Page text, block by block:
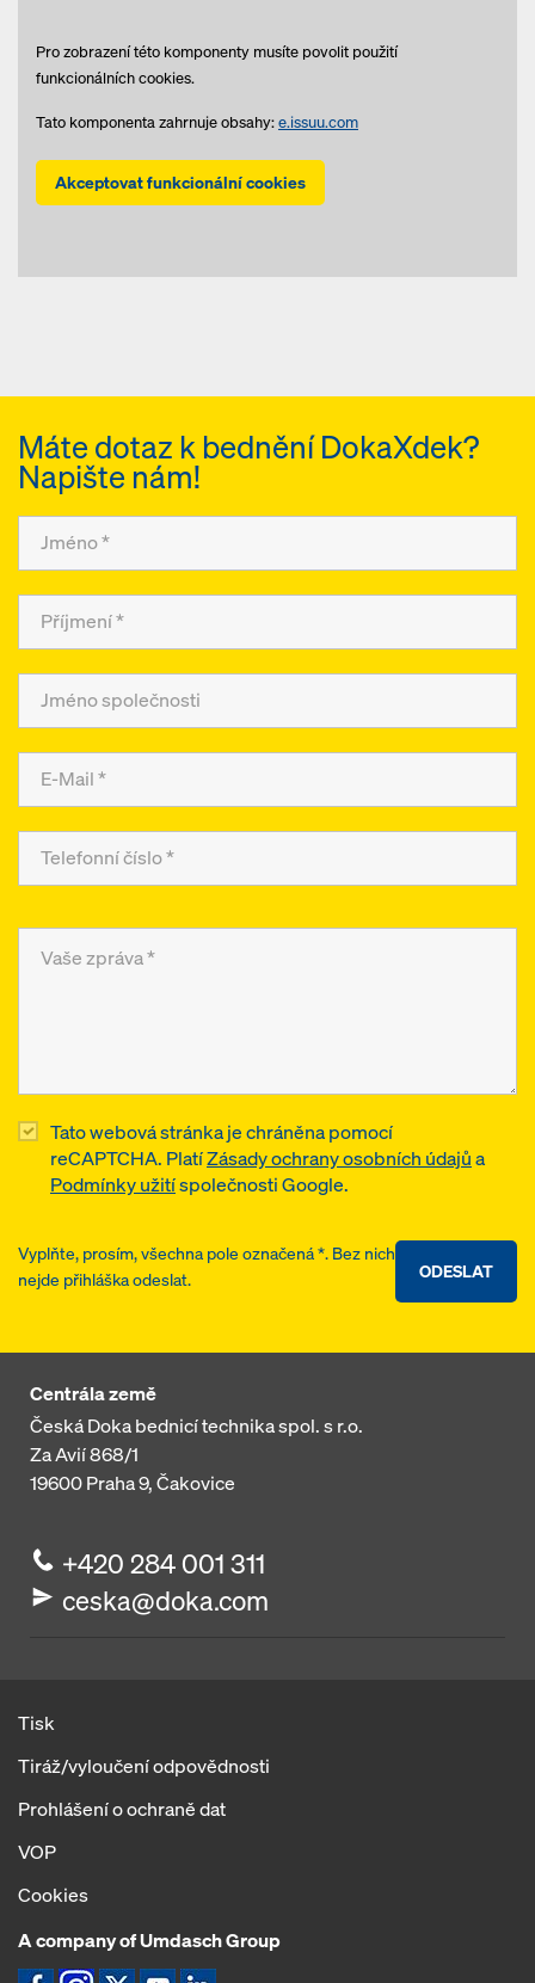
Pro zobrazení této komponenty musíte povolit použití
funkcionálních cookies.
Tato komponenta zahrnuje obsahy:e.issuu.com
Akceptovat funkcionální cookies
Máte dotaz k bednění DokaXdek?
Napište nám!
Tato webová stránka je chráněna pomocí
reCAPTCHA. PlatíZásady ochrany osobních údajůa
Podmínky užitíspolečnosti Google.
ODESLAT
Vyplňte, prosím, všechna pole označená *. Bez nich
nejde přihláška odeslat.
Centrála země
Česká Doka bednicí technika spol. s r.o.
Za Avií 868/1
19600Praha 9, Čakovice
+420 284 001 311
ceska@doka.com
Tisk
Tiráž/vyloučení odpovědnosti
Prohlášení o ochraně dat
VOP
Cookies
A company of Umdasch Group
Ikona Facebook
Ikona Instagram
Ikona XIkona YouTube
Ikona LinkedIn